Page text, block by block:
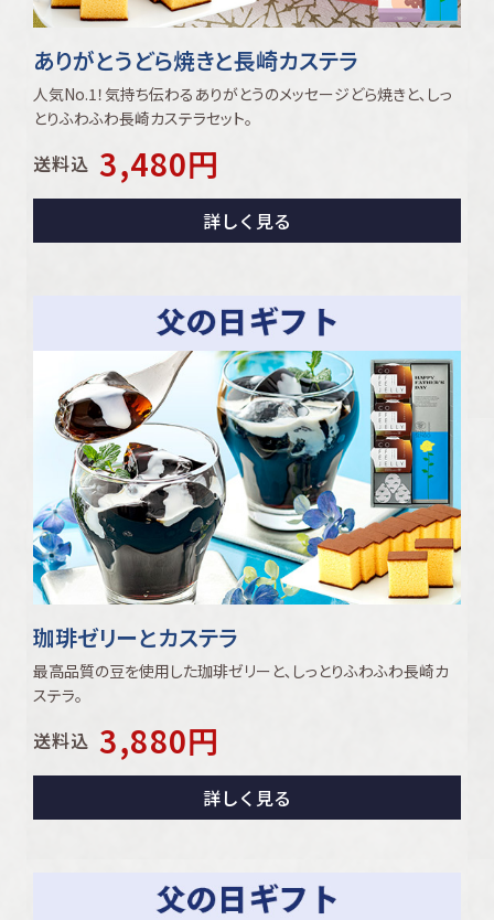
ありがとうどら焼きと長崎カステラ
人気No.1！気持ち伝わるありがとうのメッセージどら焼きと､しっ
とりふわふわ長崎カステラセット｡
送料込 3,480円
詳しく見る
珈琲ゼリーとカステラ
最高品質の豆を使用した珈琲ゼリーと､しっとりふわふわ長崎カ
ステラ｡
送料込 3,880円
詳しく見る